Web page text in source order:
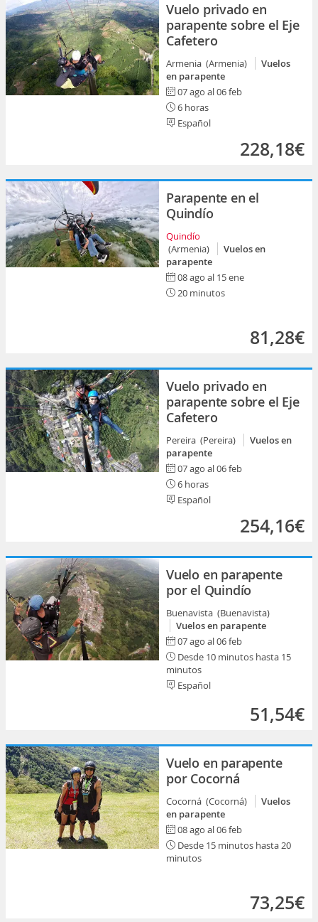
Vuelo privado en
parapente sobre el Eje
Cafetero
Armenia (Armenia)
Vuelos
en parapente
07 ago al 06 feb
6 horas
Español
228,18€
Parapente en el
Quindío
Quindío
(Armenia)
Vuelos en
parapente
08 ago al 15 ene
20 minutos
81,28€
Vuelo privado en
parapente sobre el Eje
Cafetero
Pereira (Pereira)
Vuelos en
parapente
07 ago al 06 feb
6 horas
Español
254,16€
Vuelo en parapente
por el Quindío
Buenavista (Buenavista)
Vuelos en parapente
07 ago al 06 feb
Desde 10 minutos hasta 15
minutos
Español
51,54€
Vuelo en parapente
por Cocorná
Cocorná (Cocorná)
Vuelos
en parapente
08 ago al 06 feb
Desde 15 minutos hasta 20
minutos
73,25€